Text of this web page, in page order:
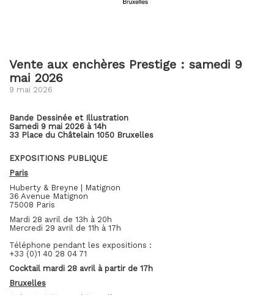
Vente aux enchères Prestige : samedi 9
mai 2026
9 mai 2026
Bande Dessinée et Illustration
Samedi 9 mai 2026 à 14h
33 Place du Châtelain 1050 Bruxelles
EXPOSITIONS PUBLIQUE
Paris
Huberty & Breyne | Matignon
36 Avenue Matignon
75008 Paris
Mardi 28 avril de 13h à 20h
Mercredi 29 avril de 11h à 17h
Téléphone pendant les expositions :
+33 (0)1 40 28 04 71
Cocktail mardi 28 avril à partir de 17h
Bruxelles